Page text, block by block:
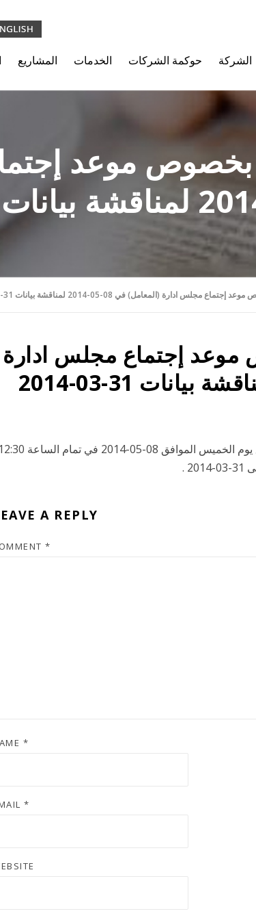
المشاريع الخدمات حوكمة الشركات الشركة
إفصاح بخصوص موعد
موعد إجتماع مجلس ادارة (المعامل) في 08-05-2014 لمناقشة بيانات 31-03-2014
موعد إجتماع مجلس ادارة
تود الشركة الإفادة الكويتية بان مجلس ادارة الشركة سوف يجتمع يوم الخميس الموافق 08-05-2014 في تمام الساعة 12:30
.
A REPLY
*
*
*